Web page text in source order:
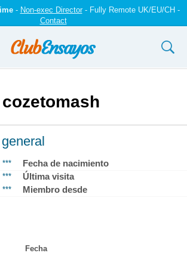
- Non-exec Director- Fully Remote UK/EU/CH -
Contact
***
Fecha de nacimiento
***
Última visita
*** Miembro desde
Fecha